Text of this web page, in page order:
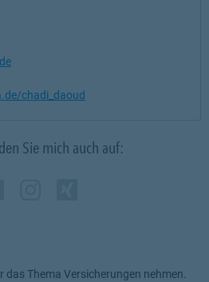
das Thema Versicherungen nehmen.
chadi_daoud
Sie mich auch auf: